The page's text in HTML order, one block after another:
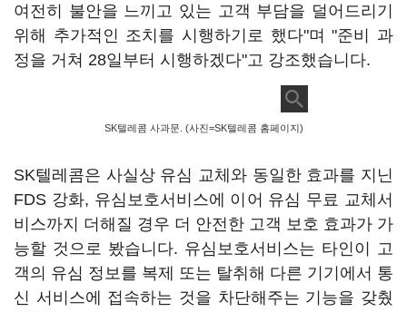
여전히 불안을 느끼고 있는 고객 부담을 덜어드리기
위해 추가적인 조치를 시행하기로 했다"며 "준비 과
정을 거쳐 28일부터 시행하겠다"고 강조했습니다.
SK텔레콤 사과문. (사진=SK텔레콤 홈페이지)
SK텔레콤은 사실상 유심 교체와 동일한 효과를 지닌
FDS 강화, 유심보호서비스에 이어 유심 무료 교체서
비스까지 더해질 경우 더 안전한 고객 보호 효과가 가
능할 것으로 봤습니다. 유심보호서비스는 타인이 고
객의 유심 정보를 복제 또는 탈취해 다른 기기에서 통
신 서비스에 접속하는 것을 차단해주는 기능을 갖췄